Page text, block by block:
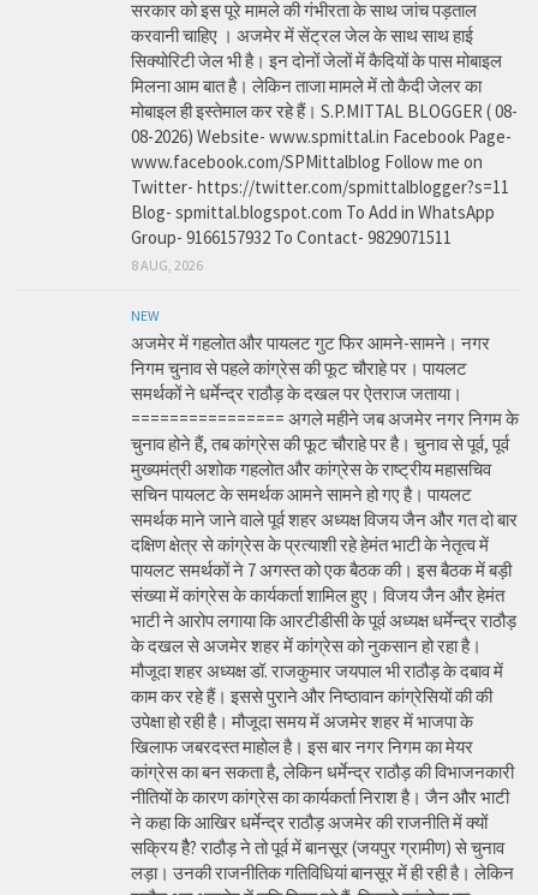
सरकार को इस पूरे मामले की गंभीरता के साथ जांच पड़ताल
करवानी चाहिए । अजमेर में सेंट्रल जेल के साथ साथ हाई
सिक्योरिटी जेल भी है। इन दोनों जेलों में कैदियों के पास मोबाइल
मिलना आम बात है। लेकिन ताजा मामले में तो कैदी जेलर का
मोबाइल ही इस्तेमाल कर रहे हैं। S.P.MITTAL BLOGGER ( 08-
08-2026) Website- www.spmittal.in Facebook Page-
www.facebook.com/SPMittalblog Follow me on
Twitter- https://twitter.com/spmittalblogger?s=11
Blog- spmittal.blogspot.com To Add in WhatsApp
Group- 9166157932 To Contact- 9829071511
8 AUG, 2026
NEW
अजमेर में गहलोत और पायलट गुट फिर आमने-सामने। नगर
निगम चुनाव से पहले कांग्रेस की फूट चौराहे पर। पायलट
समर्थकों ने धर्मेन्द्र राठौड़ के दखल पर ऐतराज जताया।
================ अगले महीने जब अजमेर नगर निगम के
चुनाव होने हैं, तब कांग्रेस की फूट चौराहे पर है। चुनाव से पूर्व, पूर्व
मुख्यमंत्री अशोक गहलोत और कांग्रेस के राष्ट्रीय महासचिव
सचिन पायलट के समर्थक आमने सामने हो गए है। पायलट
समर्थक माने जाने वाले पूर्व शहर अध्यक्ष विजय जैन और गत दो बार
दक्षिण क्षेत्र से कांग्रेस के प्रत्याशी रहे हेमंत भाटी के नेतृत्व में
पायलट समर्थकों ने 7 अगस्त को एक बैठक की। इस बैठक में बड़ी
संख्या में कांग्रेस के कार्यकर्ता शामिल हुए। विजय जैन और हेमंत
भाटी ने आरोप लगाया कि आरटीडीसी के पूर्व अध्यक्ष धर्मेन्द्र राठौड़
के दखल से अजमेर शहर में कांग्रेस को नुकसान हो रहा है।
मौजूदा शहर अध्यक्ष डॉ. राजकुमार जयपाल भी राठौड़ के दबाव में
काम कर रहे हैं। इससे पुराने और निष्ठावान कांग्रेसियों की की
उपेक्षा हो रही है। मौजूदा समय में अजमेर शहर में भाजपा के
खिलाफ जबरदस्त माहोल है। इस बार नगर निगम का मेयर
कांग्रेस का बन सकता है, लेकिन धर्मेन्द्र राठौड़ की विभाजनकारी
नीतियों के कारण कांग्रेस का कार्यकर्ता निराश है। जैन और भाटी
ने कहा कि आखिर धर्मेन्द्र राठौड़ अजमेर की राजनीति में क्यों
सक्रिय हैै? राठौड़ ने तो पूर्व में बानसूर (जयपुर ग्रामीण) से चुनाव
लड़ा। उनकी राजनीतिक गतिविधियां बानसूर में ही रही है। लेकिन